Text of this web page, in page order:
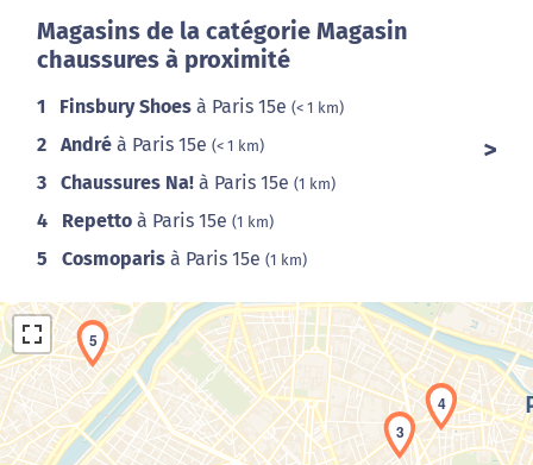
Magasins de la catégorie Magasin
chaussures à proximité
1 Finsbury Shoes à Paris 15e (< 1 km)
2 André à Paris 15e (< 1 km)
3 Chaussures Na! à Paris 15e (1 km)
4 Repetto à Paris 15e (1 km)
5 Cosmoparis à Paris 15e (1 km)
3
4
5